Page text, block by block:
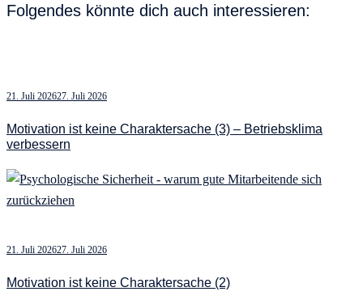
Folgendes könnte dich auch interessieren:
21. Juli 202627. Juli 2026
Motivation ist keine Charaktersache (3) – Betriebsklima
verbessern
21. Juli 202627. Juli 2026
Motivation ist keine Charaktersache (2)